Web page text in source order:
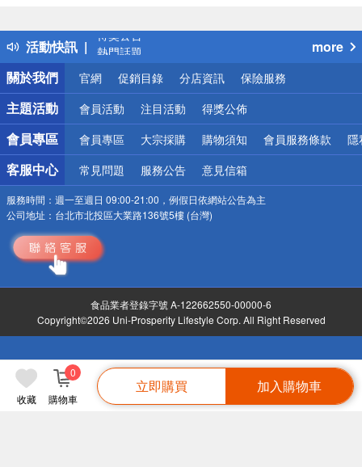
收藏 購物車
0
立即購買 加入購物車
活動快訊
得獎公告
熱門話題
銀行優惠
偏遠地區配送
詐騙網頁！請小心！
more
關於我們
官網 促銷目錄 分店資訊 保險服務
主題活動 會員活動 注目活動 得獎公佈
會員專區 會員專區 大宗採購 購物須知 會員服務條款 隱
客服中心 常見問題 服務公告 意見信箱
服務時間： 週一至週日 09:00-21:00，例假日依網站公告為主
公司地址： 台北市北投區大業路136號5樓 (台灣)
食品業者登錄字號 A-122662550-00000-6
Copyright©2026 Uni-Prosperity Lifestyle Corp. All Right Reserved